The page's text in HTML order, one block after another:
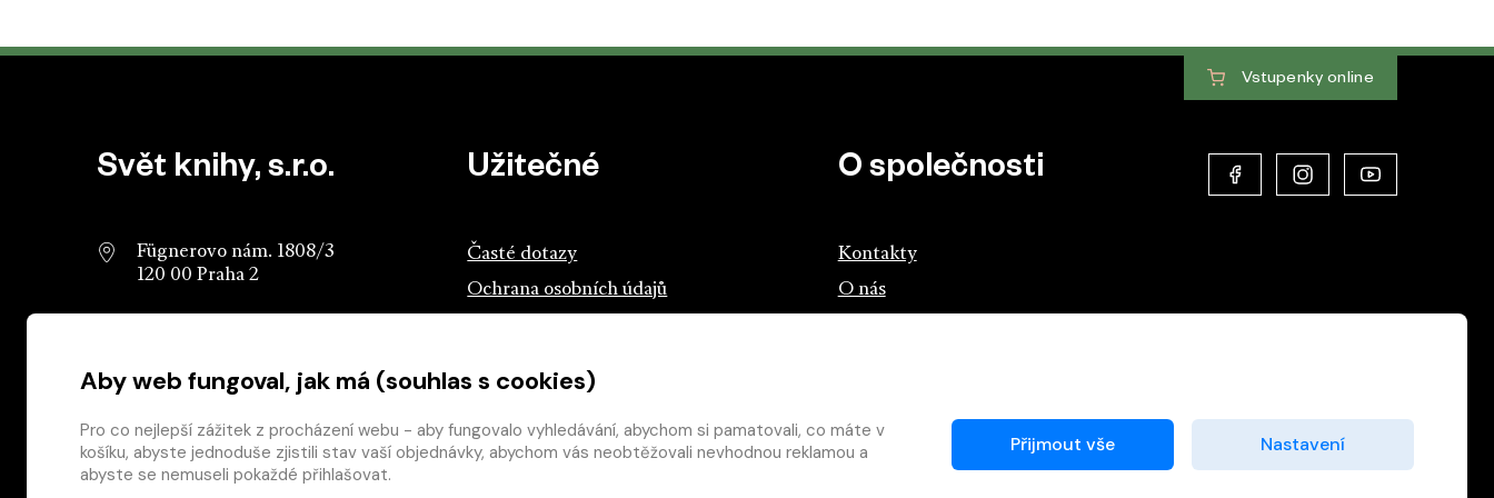
Patička webu
Vstupenky online
Svět knihy, s.r.o.
Fügnerovo nám. 1808/3
120 00 Praha 2
224 498 236
602 590 888
Užitečné
Časté dotazy
Ochrana osobních údajů
Rostík.cz
Rosteme s knihou
O společnosti
Kontakty
O nás
Aby web fungoval, jak má (souhlas s cookies)
Pro co nejlepší zážitek z procházení webu - aby fungovalo vyhledávání, abychom si pamatovali, co máte v
košíku, abyste jednoduše zjistili stav vaší objednávky, abychom vás neobtěžovali nevhodnou reklamou a
abyste se nemuseli pokaždé přihlašovat.
Přijmout vše Nastavení